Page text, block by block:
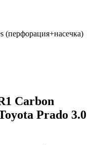
(перфорация+насечка)
Carbon
Prado 3.0